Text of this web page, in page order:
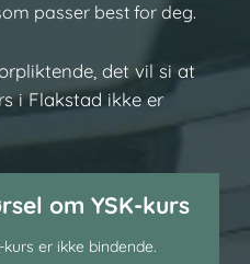
passer best for deg.
det vil si at
i Flakstad ikke er
om YSK-kurs
er ikke bindende.